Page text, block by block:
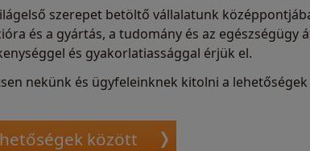
szerepet betöltő vállalatunk
és a gyártás, a tudomány és az
és gyakorlatiassággal érjük el.
nekünk és ügyfeleinknek kitolni a
között